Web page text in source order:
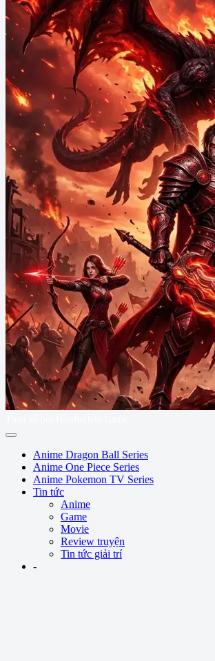
Anime Dragon Ball Series
Anime One Piece Series
Anime Pokemon TV Series
Tin tức
Anime
Game
Movie
Review truyện
Tin tức giải trí
-